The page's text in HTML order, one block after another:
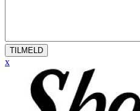
TILMELD
x